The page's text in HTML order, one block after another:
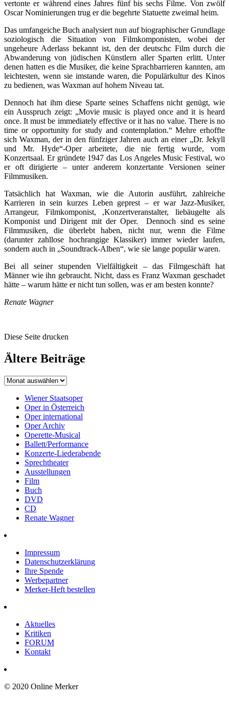
vertonte er während eines Jahres fünf bis sechs Filme. Von zwölf
Oscar Nominierungen trug er die begehrte Statuette zweimal heim.
Das umfangeiche Buch analysiert nun auf biographischer Grundlage
soziologisch die Situation von Filmkomponisten, wobei der
ungeheure Aderlass bekannt ist, den der deutschc Film durch die
Abwanderung von jüdischen Künstlern aller Sparten erlitt. Unter
denen hatten es die Musiker, die keine Sprachbarrieren kannten, am
leichtesten, wenn sie imstande waren, die Populärkultur des Kinos
zu bedienen, was Waxman auf hohem Niveau tat.
Dennoch hat ihm diese Sparte seines Schaffens nicht genügt, wie
ein Ausspruch zeigt: „Movie music is played once and it is heard
once. It must be immediately effective or it has no value. There is no
time or opportunity for study and contemplation.“ Mehre erhoffte
sich Waxman, der in den fünfziger Jahren auch an einer „Dr. Jekyll
und Mr. Hyde“-Oper arbeitete, die nie fertig wurde, vom
Konzertsaal. Er gründete 1947 das Los Angeles Music Festival, wo
er oft dirigierte – unter anderem konzertante Versionen seiner
Filmmusiken.
Tatsächlich hat Waxman, wie die Autorin ausführt, zahlreiche
Karrieren in sein kurzes Leben geprest – er war Jazz-Musiker,
Arrangeur, Filmkomponist, ,Konzertveranstalter, liebäugelte als
Komponist und Dirigent mit der Oper. Dennoch sind es seine
Filmmusiken, die überlebt haben, nicht nur, wenn die Filme
(darunter zahllose hochrangige Klassiker) immer wieder laufen,
sondern auch in „Soundtrack-Alben“, wie sie lange populär waren.
Bei all seiner stupenden Vielfältigkeit – das Filmgeschäft hat
Männer wie ihn gebraucht. Nicht, dass es Franz Waxman geschadet
hätte – warum hätte er nicht tun sollen, was er am besten konnte?
Renate Wagner
Diese Seite drucken
Ältere Beiträge
Wiener Staatsoper
Oper in Österreich
Oper international
Oper Archiv
Operette-Musical
Ballett/Performance
Konzerte-Liederabende
Sprechtheater
Ausstellungen
Film
Buch
DVD
CD
Renate Wagner
Impressum
Datenschutzerklärung
Ihre Spende
Werbepartner
Merker-Heft bestellen
Aktuelles
Kritiken
FORUM
Kontakt
© 2020 Online Merker